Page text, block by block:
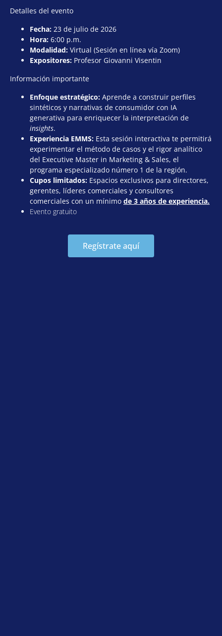
Detalles del evento
Fecha: 23 de julio de 2026
Hora: 6:00 p.m.
Modalidad: Virtual (Sesión en línea vía Zoom)
Expositores: Profesor Giovanni Visentin
Información importante
Enfoque estratégico: Aprende a construir perfiles
sintéticos y narrativas de consumidor con IA
generativa para enriquecer la interpretación de
insights.
Experiencia EMMS: Esta sesión interactiva te permitirá
experimentar el método de casos y el rigor analítico
del Executive Master in Marketing & Sales, el
programa especializado número 1 de la región.
Cupos limitados: Espacios exclusivos para directores,
gerentes, líderes comerciales y consultores
comerciales con un mínimo de 3 años de experiencia.
Evento gratuito
Regístrate aquí